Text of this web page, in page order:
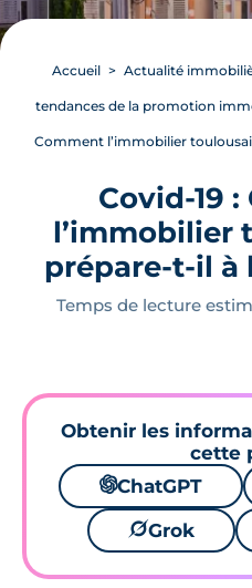
Accueil Actualité
tendances de la promotion
Comment l’immobilier
Covid-19
l’immobilier
prépare-t-il à
Temps de lecture
Obtenir les
cette
🌌ChatGPT
🪐Grok